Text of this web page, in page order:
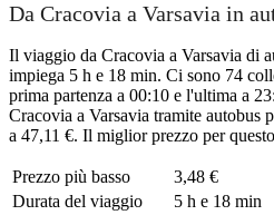
Da Cracovia a Varsavia in
Il viaggio da Cracovia a Varsavia di
impiega 5 h e 18 min. Ci sono 74
prima partenza a 00:10 e l'ultima a
Cracovia a Varsavia tramite autobus
a 47,11 €. Il miglior prezzo per
Prezzo più basso
3,48 €
Durata del viaggio
5 h e 18 min